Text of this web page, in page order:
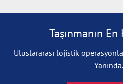
Taşınmanın
Uluslararası lojistik